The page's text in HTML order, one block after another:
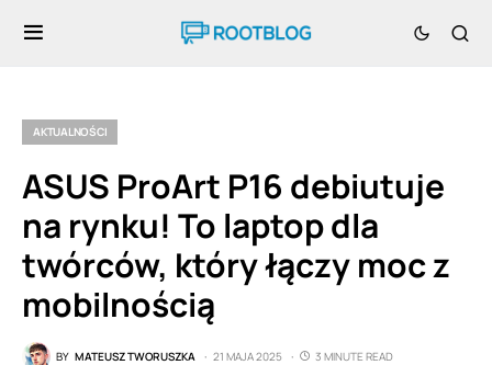
AKTUALNOŚCI
ASUS ProArt P16 debiutuje
na rynku! To laptop dla
twórców, który łączy moc z
mobilnością
BY MATEUSZ TWORUSZKA 21 MAJA 2025
3 MINUTE READ